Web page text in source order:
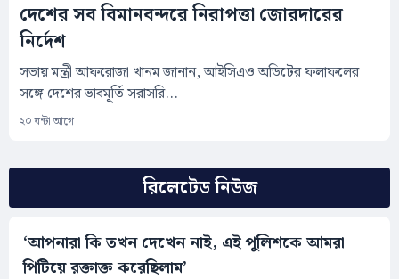
রিলেটেড নিউজ
‘আপনারা কি তখন দেখেন নাই, এই পুলিশকে আমরা
পিটিয়ে রক্তাক্ত করেছিলাম’
দেশের সব বিমানবন্দরে নিরাপত্তা জোরদারের
নির্দেশ
সভায় মন্ত্রী আফরোজা খানম জানান, আইসিএও অডিটের ফলাফলের
সঙ্গে দেশের ভাবমূর্তি সরাসরি...
২০ ঘন্টা আগে